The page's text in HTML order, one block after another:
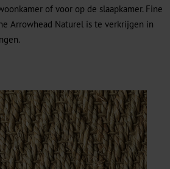
of voor op de slaapkamer. Fine
Arrowhead Naturel is te verkrijgen in